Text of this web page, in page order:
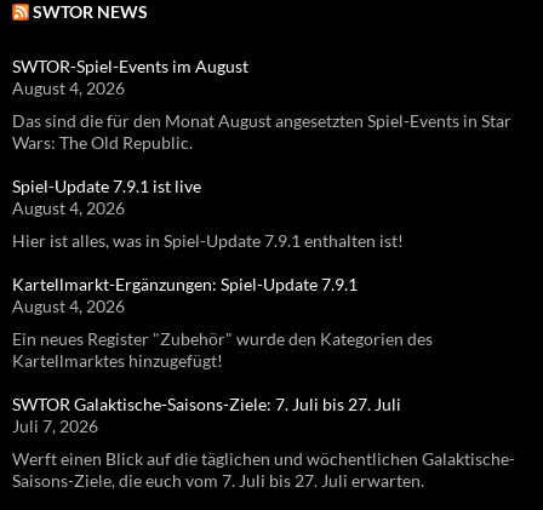
SWTOR NEWS
SWTOR-Spiel-Events im August
August 4, 2026
Das sind die für den Monat August angesetzten Spiel-Events in Star
Wars: The Old Republic.
Spiel-Update 7.9.1 ist live
August 4, 2026
Hier ist alles, was in Spiel-Update 7.9.1 enthalten ist!
Kartellmarkt-Ergänzungen: Spiel-Update 7.9.1
August 4, 2026
Ein neues Register "Zubehör" wurde den Kategorien des
Kartellmarktes hinzugefügt!
SWTOR Galaktische-Saisons-Ziele: 7. Juli bis 27. Juli
Juli 7, 2026
Werft einen Blick auf die täglichen und wöchentlichen Galaktische-
Saisons-Ziele, die euch vom 7. Juli bis 27. Juli erwarten.